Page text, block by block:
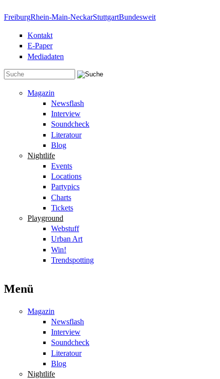
FreiburgRhein-Main-NeckarStuttgartBundesweit
Kontakt
E-Paper
Mediadaten
Magazin
Newsflash
Interview
Soundcheck
Literatour
Blog
Nightlife
Events
Locations
Partypics
Charts
Tickets
Playground
Webstuff
Urban Art
Win!
Trendspotting
Menü
Magazin
Newsflash
Interview
Soundcheck
Literatour
Blog
Nightlife